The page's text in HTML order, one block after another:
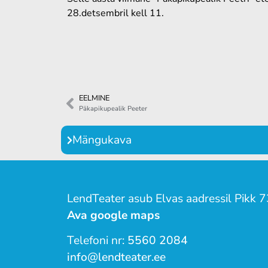
28.detsembril kell 11.
EELMINE
Päkapikupealik Peeter
Mängukava
LendTeater asub Elvas aadressil Pikk
Ava google maps
Telefoni nr: 5560 2084
info@lendteater.ee